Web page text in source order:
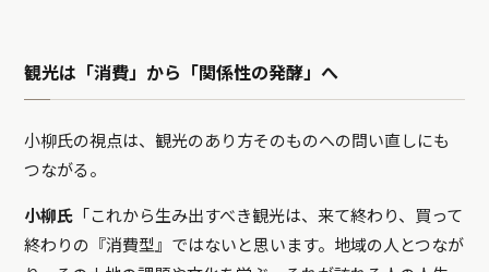
観光は「消費」から「関係性の発酵」へ
小柳氏の視点は、観光のあり方そのものへの問い直しにも
つながる。
小柳氏 「これから生み出すべき観光は、来て終わり、買って
終わりの『消費型』ではないと思います。地域の人とつなが